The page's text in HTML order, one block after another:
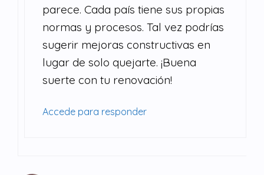
parece. Cada país tiene sus propias
normas y procesos. Tal vez podrías
sugerir mejoras constructivas en
lugar de solo quejarte. ¡Buena
suerte con tu renovación!
Accede para responder